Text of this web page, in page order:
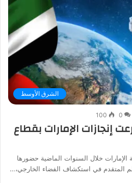
الشرق الأوسط
0
100
إنجازات الإمارات بقطاع
الإمارات خلال السنوات الماضية حضورها
المتقدم في استكشاف الفضاء الخارجي،…